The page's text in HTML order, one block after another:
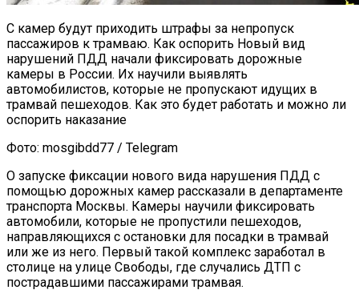
С камер будут приходить штрафы за непропуск
пассажиров к трамваю. Как оспорить Новый вид
нарушений ПДД начали фиксировать дорожные
камеры в России. Их научили выявлять
автомобилистов, которые не пропускают идущих в
трамвай пешеходов. Как это будет работать и можно ли
оспорить наказание
Фото: mosgibdd77 / Telegram
О запуске фиксации нового вида нарушения ПДД с
помощью дорожных камер рассказали в департаменте
транспорта Москвы. Камеры научили фиксировать
автомобили, которые не пропустили пешеходов,
направляющихся с остановки для посадки в трамвай
или же из него. Первый такой комплекс заработал в
столице на улице Свободы, где случались ДТП с
пострадавшими пассажирами трамвая.